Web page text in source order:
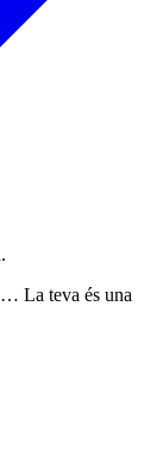
La teva és una